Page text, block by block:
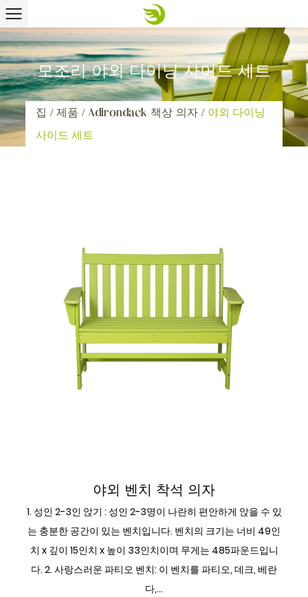
모조리 야외 다이닝 사이드 세트
집 /제품 / Adirondack 책상 의자 / 야외 다이닝
사이드 세트
야외 벤치 착석 의자
1. 성인 2-3인 앉기 : 성인 2-3명이 나란히 편안하게 앉을 수 있
는 충분한 공간이 있는 벤치입니다. 벤치의 크기는 너비 49인
치 x 깊이 15인치 x 높이 33인치이며 무게는 485파운드입니
다. 2. 사랑스러운 파티오 벤치: 이 벤치를 파티오, 데크, 베란
다,...